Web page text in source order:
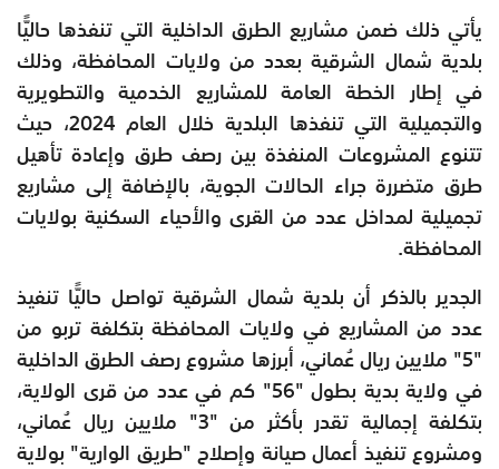
يأتي ذلك ضمن مشاريع الطرق الداخلية التي تنفذها حاليًّا
بلدية شمال الشرقية بعدد من ولايات المحافظة، وذلك
في إطار الخطة العامة للمشاريع الخدمية والتطويرية
والتجميلية التي تنفذها البلدية خلال العام 2024، حيث
تتنوع المشروعات المنفذة بين رصف طرق وإعادة تأهيل
طرق متضررة جراء الحالات الجوية، بالإضافة إلى مشاريع
تجميلية لمداخل عدد من القرى والأحياء السكنية بولايات
المحافظة.
الجدير بالذكر أن بلدية شمال الشرقية تواصل حاليًّا تنفيذ
عدد من المشاريع في ولايات المحافظة بتكلفة تربو من
"5" ملايين ريال عُماني، أبرزها مشروع رصف الطرق الداخلية
في ولاية بدية بطول "56" كم في عدد من قرى الولاية،
بتكلفة إجمالية تقدر بأكثر من "3" ملايين ريال عُماني،
ومشروع تنفيذ أعمال صيانة وإصلاح "طريق الوارية" بولاية